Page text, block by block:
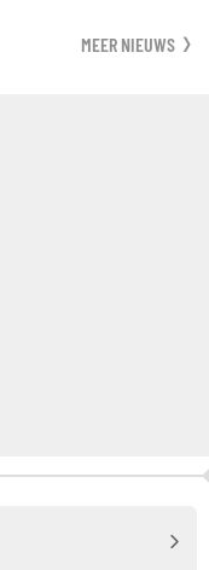
MEER NIEUWS